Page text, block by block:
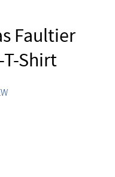
Faultier
Shirt